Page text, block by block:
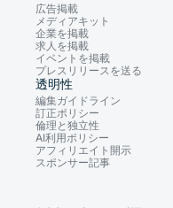
広告掲載
メディアキット
企業を掲載
求人を掲載
イベントを掲載
プレスリリースを送る
透明性
編集ガイドライン
訂正ポリシー
倫理と独立性
AI利用ポリシー
アフィリエイト開示
スポンサー記事